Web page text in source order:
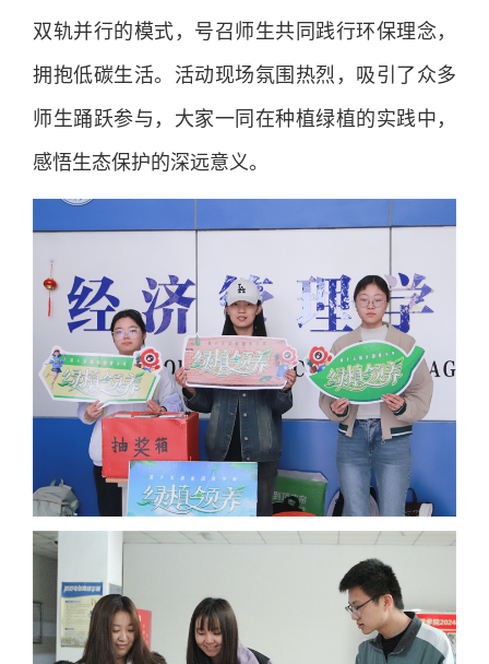
双轨并行的模式，号召师生共同践行环保理念，
拥抱低碳生活。活动现场氛围热烈，吸引了众多
师生踊跃参与，大家一同在种植绿植的实践中，
感悟生态保护的深远意义。